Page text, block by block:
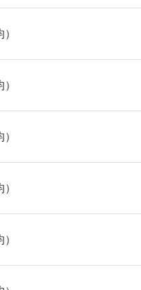
）
）
）
）
）